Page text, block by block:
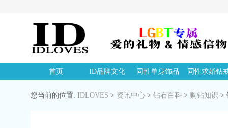
首页 ID品牌文化 同性单身饰品 同性求婚钻
您当前的位置: IDLOVES > 资讯中心 > 钻石百科 > 购钻知识 >